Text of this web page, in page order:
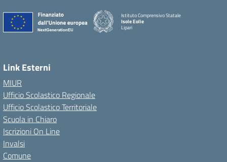
Istituto Comprensivo Statale
Isole Eolie
Lipari
Link Esterni
MIUR
Ufficio Scolastico Regionale
Ufficio Scolastico Territoriale
Scuola in Chiaro
Iscrizioni On Line
Invalsi
Comune